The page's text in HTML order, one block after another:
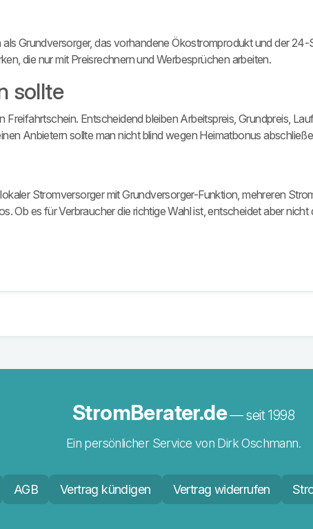
als Grundversorger, das vorhandene Ökostromprodukt und der
die nur mit Preisrechnern und Werbesprüchen arbeiten.
sollte
Freifahrtschein. Entscheidend bleiben Arbeitspreis, Grundpreis,
Anbietern sollte man nicht blind wegen Heimatbonus
Stromversorger mit Grundversorger-Funktion, mehreren
Ob es für Verbraucher die richtige Wahl ist, entscheidet aber
StromBerater.de— seit 1998
Ein persönlicher Service von Dirk Oschmann.
AGB Vertrag kündigen Vertrag widerrufen